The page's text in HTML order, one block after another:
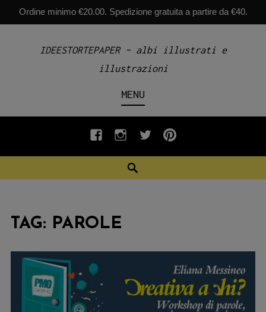
Ordine minimo €20.00. Spedizione gratuita a partire da €40.
IDEESTORTEPAPER – albi illustrati e
illustrazioni
MENU
fb INSTAGRAM
twiterpinterest
TAG: PAROLE